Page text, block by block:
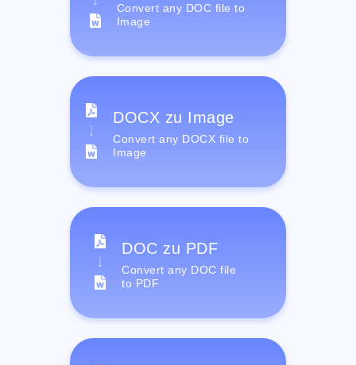
Convert any DOC file to
Image
DOCX zu Image
Convert any DOCX file to
Image
DOC zu PDF
Convert any DOC file
to PDF